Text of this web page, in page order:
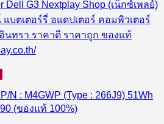
N : M4GWP (Type : 266J9) 51Wh
(ของแท้ 100%)